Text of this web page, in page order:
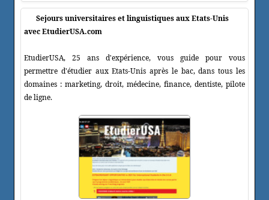
Sejours universitaires et linguistiques aux Etats-Unis
avec EtudierUSA.com
EtudierUSA, 25 ans d'expérience, vous guide pour vous
permettre d'étudier aux Etats-Unis après le bac, dans tous les
domaines : marketing, droit, médecine, finance, dentiste, pilote
de ligne.